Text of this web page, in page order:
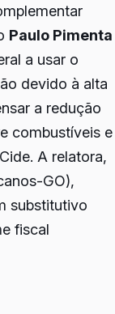
Paulo Pimenta
a usar o
devido à alta
a redução
combustíveis e
A relatora,
GO),
substitutivo
fiscal